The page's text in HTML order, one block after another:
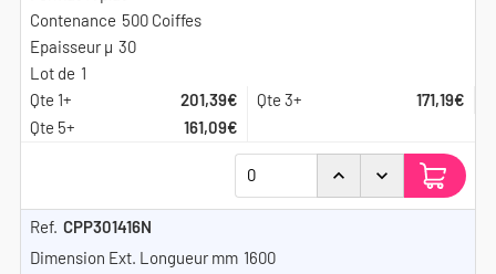
500 Coiffes
30
1
201,39€
171,19€
161,09€
CPP301416N
1600